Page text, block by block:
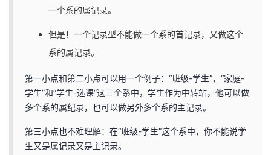
一个系的属记录。
但是！一个记录型不能做一个系的首记录，又做这个
系的属记录。
第一小点和第二小点可以用一个例子：“班级-学生”，“家庭-
学生”和“学生-选课”这三个系中，学生作为中转站，他可以做
多个系的属纪录，也可以做另外多个系的主记录。
第三小点也不难理解：在“班级-学生”这个系中，你不能说学
生又是属记录又是主记录。